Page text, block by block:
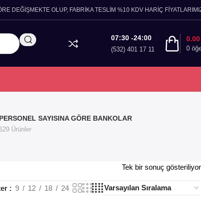
DEĞİŞMEKTE OLUP, FABRİKA TESLİM %10 KDV HARİÇ
07:30 -24:00
(532) 401 17 11 0
PERSONEL SAYISINA GÖRE BANKOLAR
Ürünler
Tek bir sonuç gösteriliyor
9 12 18 24